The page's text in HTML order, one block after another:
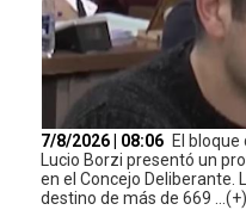
7/8/2026 | 08:06 El
Lucio Borzi presentó un
en el Concejo Deliberante.
destino de más de 669 ...(+)